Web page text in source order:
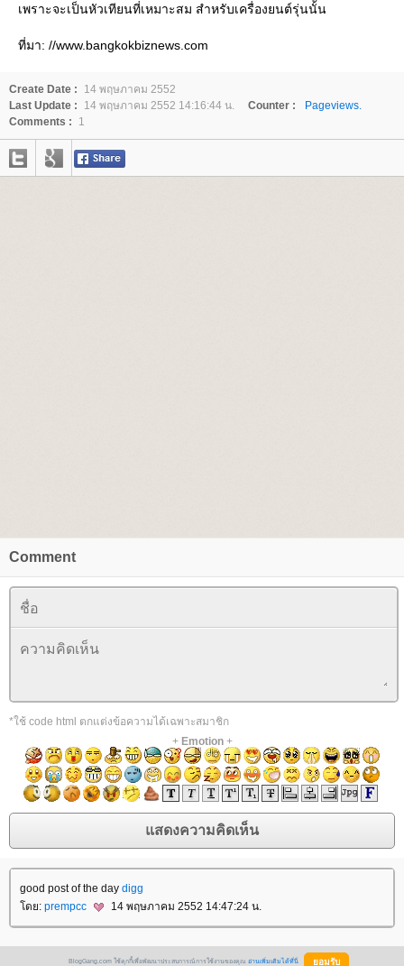
เพราะจะเป็นหัวเทียนที่เหมาะสม สำหรับเครื่องยนต์รุ่นนั้น
ที่มา: //www.bangkokbiznews.com
Create Date :
14 พฤษภาคม 2552
Last Update :
14 พฤษภาคม 2552 14:16:44 น. Counter :
Pageviews.
Comments :
1
Comment
*ใช้ code html ตกแต่งข้อความได้เฉพาะสมาชิก
+ Emotion+
good post of the day digg
ดย: prempcc 14 พฤษภาคม 2552 14:47:24 น.
BlogGang.com ใช้คุกกี้เพื่อพัฒนาประสบการณ์การใช้งานของคุณ อ่านเพิ่มเติมได้ที่นี่